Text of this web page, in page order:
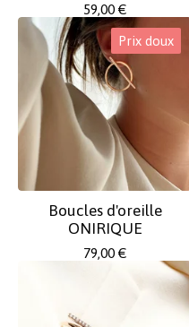
59,00 €
Prix doux
Boucles d'oreille
ONIRIQUE
79,00 €